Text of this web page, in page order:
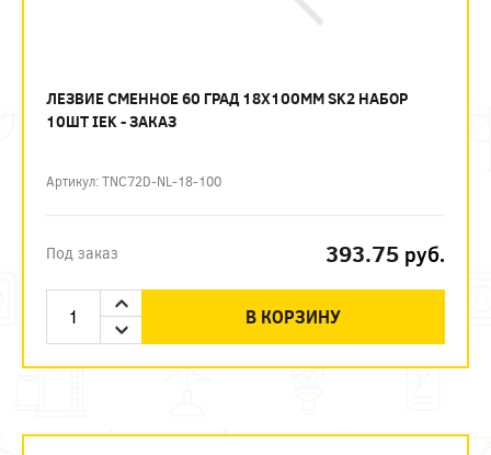
ЛЕЗВИЕ СМЕННОЕ 60 ГРАД 18Х100ММ SK2 НАБОР
10ШТ IEK - ЗАКАЗ
Артикул: TNC72D-NL-18-100
Под заказ 393.75 руб.
В КОРЗИНУ